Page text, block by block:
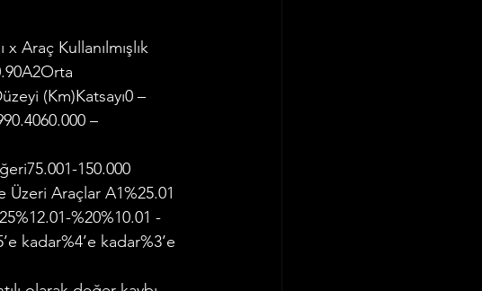
Araç Kullanılmışlık
(Km)Katsayı0 –
–
150.000
Araçlar A1%25.01
%20%10.01 -
kadar%4’e kadar%3’e